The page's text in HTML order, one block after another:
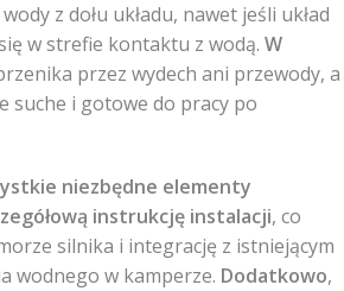
z dołu układu, nawet jeśli układ
w strefie kontaktu z wodą. W
przez wydech ani przewody, a
suche i gotowe do pracy po
niezbędne elementy
instrukcję instalacji, co
silnika i integrację z istniejącym
wodnego w kamperze. Dodatkowo,